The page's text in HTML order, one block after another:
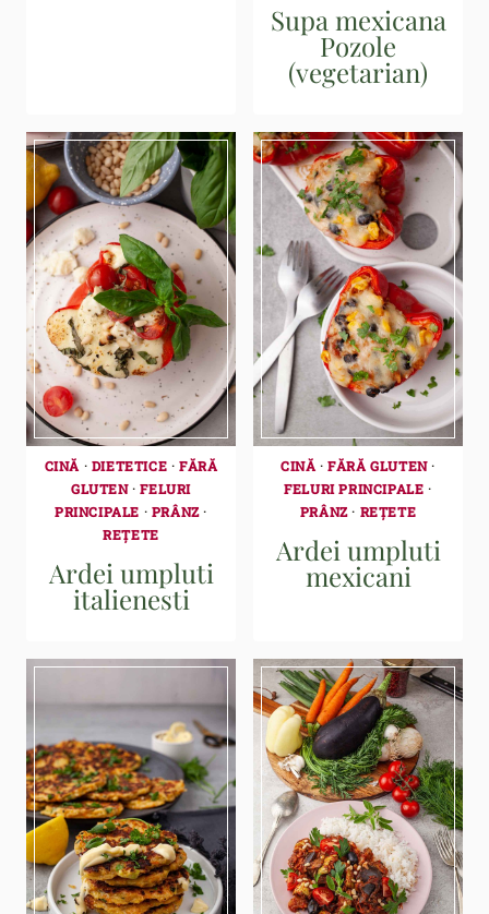
Supa mexicana
Pozole
(vegetarian)
CINĂ · DIETETICE ·FĂRĂ
GLUTEN·FELURI
PRINCIPALE · PRÂNZ·
REȚETE
Ardei umpluti
italienesti
CINĂ ·FĂRĂ GLUTEN·
FELURI PRINCIPALE ·
PRÂNZ· REȚETE
Ardei umpluti
mexicani